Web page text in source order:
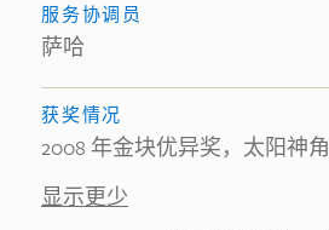
服务协调员
萨哈
获奖情况
2008 年金块优异奖，太阳神角
显示更少